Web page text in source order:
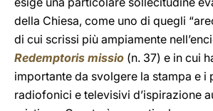
della Chiesa, come uno di quegli
di cui scrissi più ampiamente
Redemptoris missio (n. 37) e in cui
importante da svolgere la stampa e i
radiofonici e televisivi d’ispirazione